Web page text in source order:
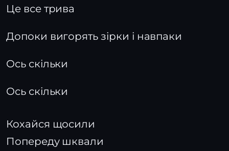
Це все трива
Допоки вигорять зірки і навпаки
Ось скільки
Ось скільки
Кохайся щосили
Попереду шквали